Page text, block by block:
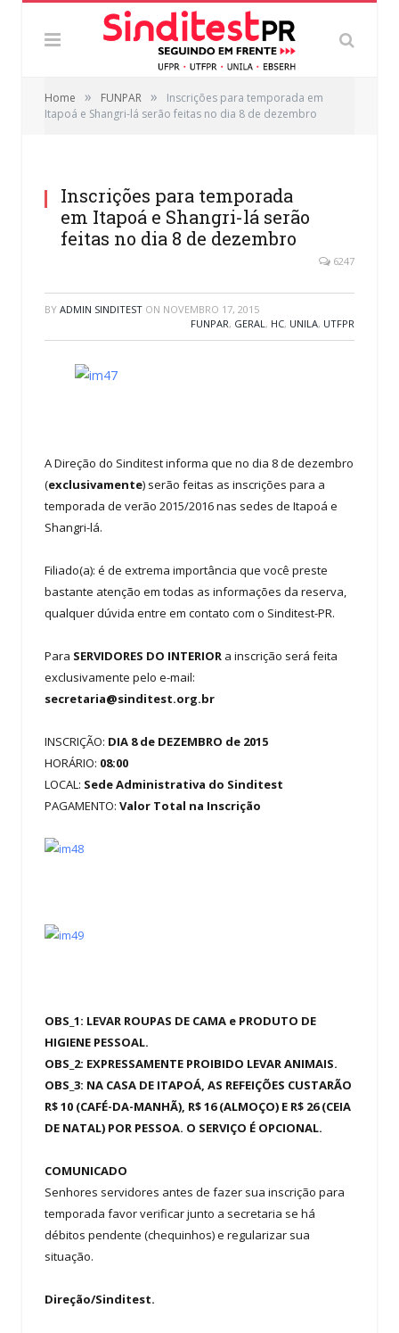
Home » FUNPAR »
Inscrições para temporada em
Itapoá e Shangri-lá serão feitas no dia 8 de dezembro
Inscrições para temporada
em Itapoá e Shangri-lá serão
feitas no dia 8 de dezembro
6247
BY ADMIN SINDITEST ON NOVEMBRO 17, 2015
FUNPAR, GERAL , HC, UNILA, UTFPR
A Direção do Sinditest informa que no dia 8 de dezembro
(exclusivamente) serão feitas as inscrições para a
temporada de verão 2015/2016 nas sedes de Itapoá e
Shangri-lá.
Filiado(a): é de extrema importância que você preste
bastante atenção em todas as informações da reserva,
qualquer dúvida entre em contato com o Sinditest-PR.
Para SERVIDORES DO INTERIOR a inscrição será feita
exclusivamente pelo e-mail:
secretaria@sinditest.org.br
INSCRIÇÃO: DIA 8 de DEZEMBRO de 2015
HORÁRIO: 08:00
LOCAL: Sede Administrativa do Sinditest
PAGAMENTO: Valor Total na Inscrição
OBS_1: LEVAR ROUPAS DE CAMA e PRODUTO DE
HIGIENE PESSOAL.
OBS_2: EXPRESSAMENTE PROIBIDO LEVAR ANIMAIS.
OBS_3: NA CASA DE ITAPOÁ, AS REFEIÇÕES CUSTARÃO
R$ 10 (CAFÉ-DA-MANHÃ), R$ 16 (ALMOÇO) E R$ 26 (CEIA
DE NATAL) POR PESSOA. O SERVIÇO É OPCIONAL.
COMUNICADO
Senhores servidores antes de fazer sua inscrição para
temporada favor verificar junto a secretaria se há
débitos pendente (chequinhos) e regularizar sua
situação.
Direção/Sinditest.